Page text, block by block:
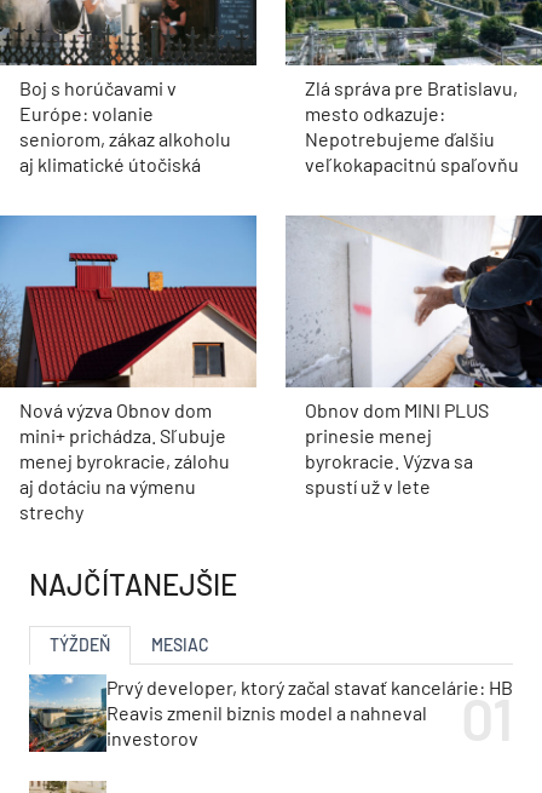
Boj s horúčavami v
Európe: volanie
seniorom, zákaz alkoholu
aj klimatické útočiská
Zlá správa pre Bratislavu,
mesto odkazuje:
Nepotrebujeme ďalšiu
veľkokapacitnú spaľovňu
Nová výzva Obnov dom
mini+ prichádza. Sľubuje
menej byrokracie, zálohu
aj dotáciu na výmenu
strechy
Obnov dom MINI PLUS
prinesie menej
byrokracie. Výzva sa
spustí už v lete
NAJČÍTANEJŠIE
TÝŽDEŇ MESIAC
Prvý developer, ktorý začal stavať kancelárie: HB
Reavis zmenil biznis model a nahneval
investorov